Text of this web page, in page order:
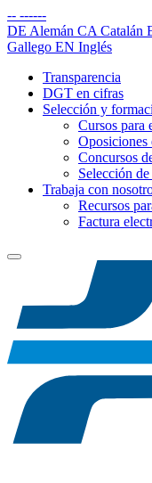
-- ------
DE Alemán CA Catalán
Gallego EN Inglés
Transparencia
DGT en cifras
Selección y
Cursos para
Oposiciones
Concursos
Selección
Trabaja con
Recursos
Factura